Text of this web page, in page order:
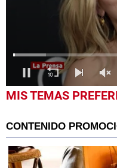
0
seconds
minutes,
27
seconds
MIS TEMAS